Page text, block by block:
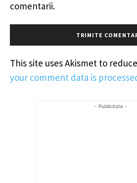
comentarii.
This site uses Akismet to
your comment data is
- Publicitate -